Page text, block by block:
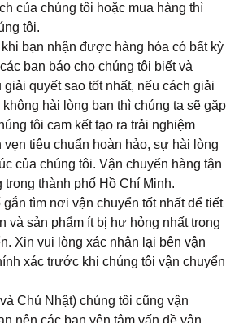
của chúng tôi hoặc mua hàng thì
tôi.
bạn nhận được hàng hóa có bất kỳ
bạn báo cho chúng tôi biết và
quyết sao tốt nhất, nếu cách giải
hài lòng bạn thì chúng ta sẽ gặp
tôi cam kết tạo ra trải nghiệm
tiêu chuẩn hoàn hảo, sự hài lòng
của chúng tôi. Vận chuyển hàng tận
thành phố Hồ Chí Minh.
gắn tìm nơi vận chuyển tốt nhất để tiết
và sản phẩm ít bị hư hỏng nhất trong
Xin vui lòng xác nhận lại bên vận
xác trước khi chúng tôi vận chuyển
Chủ Nhật) chúng tôi cũng vận